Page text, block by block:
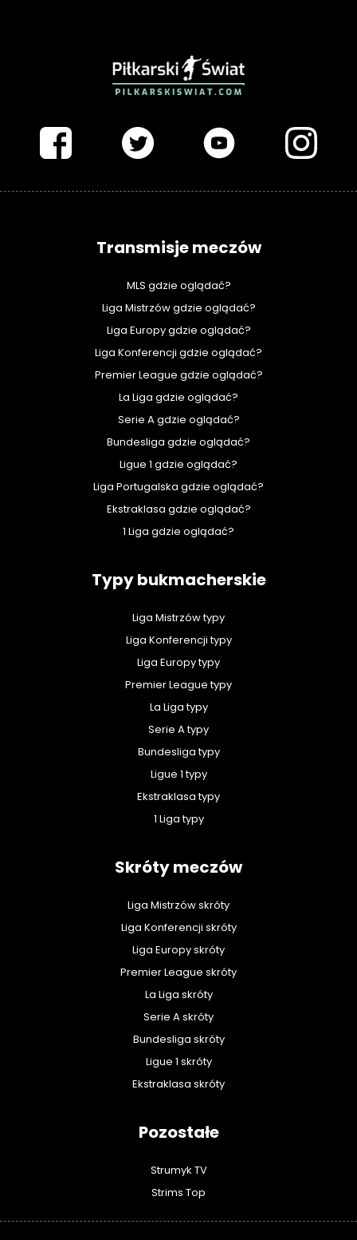
Transmisje meczów
MLS gdzie oglądać?
Liga Mistrzów gdzie oglądać?
Liga Europy gdzie oglądać?
Liga Konferencji gdzie oglądać?
Premier League gdzie oglądać?
La Liga gdzie oglądać?
Serie A gdzie oglądać?
Bundesliga gdzie oglądać?
Ligue 1 gdzie oglądać?
Liga Portugalska gdzie oglądać?
Ekstraklasa gdzie oglądać?
1 Liga gdzie oglądać?
Typy bukmacherskie
Liga Mistrzów typy
Liga Konferencji typy
Liga Europy typy
Premier League typy
La Liga typy
Serie A typy
Bundesliga typy
Ligue 1 typy
Ekstraklasa typy
1 Liga typy
Skróty meczów
Liga Mistrzów skróty
Liga Konferencji skróty
Liga Europy skróty
Premier League skróty
La Liga skróty
Serie A skróty
Bundesliga skróty
Ligue 1 skróty
Ekstraklasa skróty
Pozostałe
Strumyk TV
Strims Top